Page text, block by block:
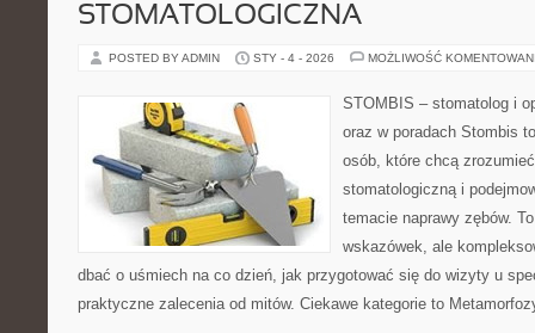
STOMATOLOGICZNA
POSTED BY ADMIN STY - 4 - 2026 MOŻLIWOŚĆ
STOMBIS – stomatolog i
oraz w poradach Stombis
osób, które chcą
stomatologiczną i
temacie naprawy zębów.
wskazówek, ale
dbać o uśmiech na co dzień, jak przygotować się do wizyty u
praktyczne zalecenia od mitów. Ciekawe kategorie to